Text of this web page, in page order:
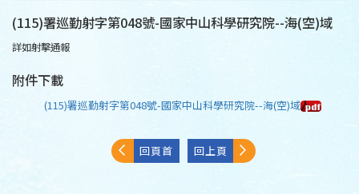
(115)署巡勤射字第048號-國家中山科學研究院--海(空)域
詳如射擊通報
附件下載
(115)署巡勤射字第048號-國家中山科學研究院--海(空)域
回頁首 回上頁